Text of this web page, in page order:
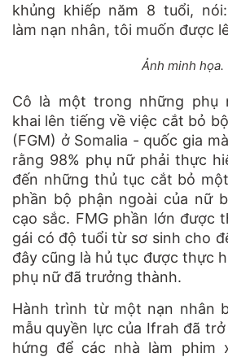
khủng khiếp năm 8 tuổi,
làm nạn nhân, tôi muốn được
Ảnh minh họa.
Cô là một trong những phụ
khai lên tiếng về việc cắt bỏ
(FGM) ở Somalia - quốc gia
rằng 98% phụ nữ phải thực
đến những thủ tục cắt bỏ
phần bộ phận ngoài của nữ
cạo sắc. FMG phần lớn được
gái có độ tuổi từ sơ sinh cho
đây cũng là hủ tục được thực
phụ nữ đã trưởng thành.
Hành trình từ một nạn nhân
mẫu quyền lực của Ifrah đã
hứng để các nhà làm phim